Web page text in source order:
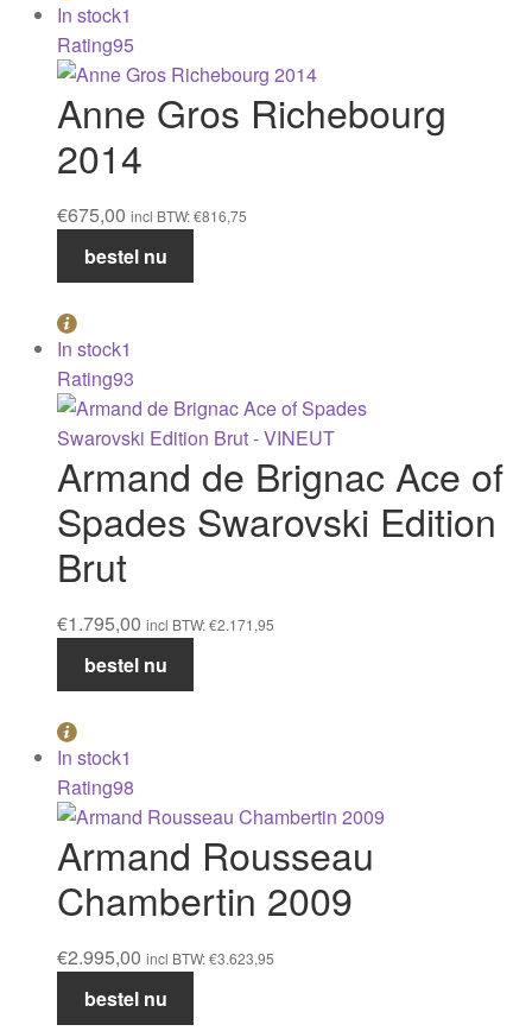
In stock1
Rating95
Anne Gros Richebourg
2014
€675,00 incl BTW:€816,75
Anne
Gros
2014
aantal
bestel nu
In stock1
Rating93
Armand de Brignac Ace of
Spades Swarovski Edition
Brut
€1.795,00 incl BTW:€2.171,95
Armand
Ace
of
Spades
Swarovski
Edition
Brut
aantal
bestel nu
In stock1
Rating98
Armand Rousseau
Chambertin 2009
€2.995,00 incl BTW:€3.623,95
Armand
Rousseau
bestel nu